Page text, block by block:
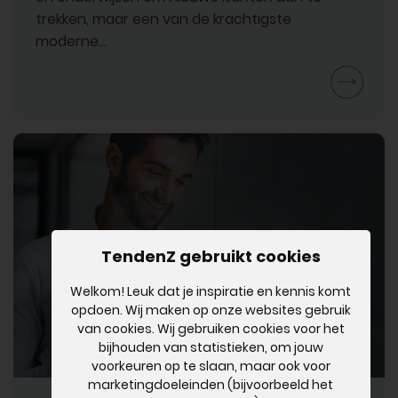
TendenZ gebruikt cookies
Welkom! Leuk dat je inspiratie en kennis komt
opdoen. Wij maken op onze websites gebruik
van cookies. Wij gebruiken cookies voor het
bijhouden van statistieken, om jouw
voorkeuren op te slaan, maar ook voor
marketingdoeleinden (bijvoorbeeld het
trekken, maar een van de krachtigste
moderne…